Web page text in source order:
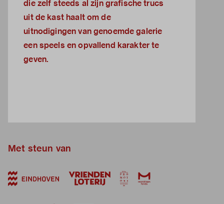
die zelf steeds al zijn grafische trucs
uit de kast haalt om de
uitnodigingen van genoemde galerie
een speels en opvallend karakter te
geven.
Met steun van